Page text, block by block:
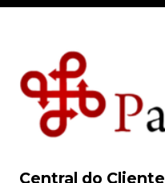
Central do Cliente